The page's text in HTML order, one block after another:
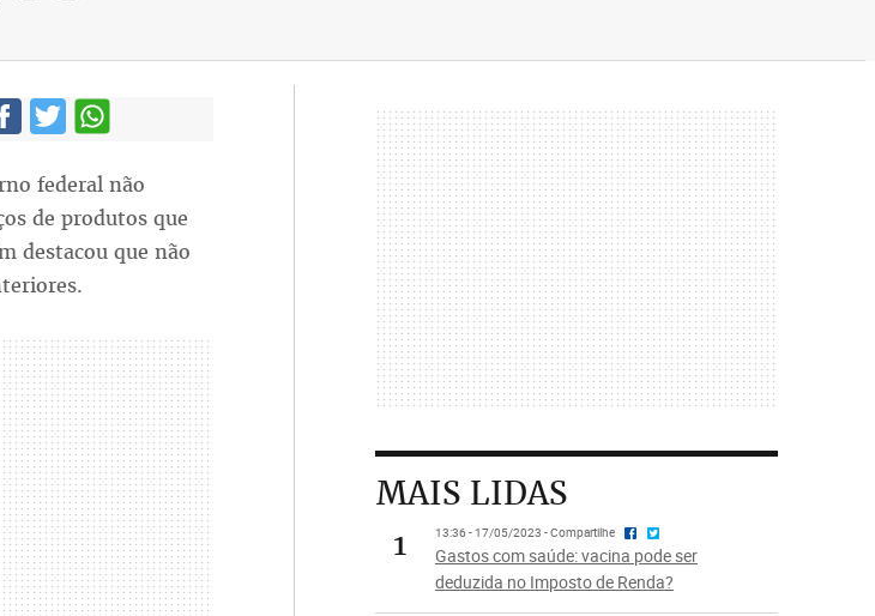
federal não
de produtos que
destacou que não
MAIS LIDAS
1
13:36 - 17/05/2023 - Compartilhe
Gastos com saúde: vacina pode ser
deduzida no Imposto de Renda?